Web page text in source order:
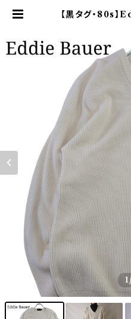
【黒タグ・80s
ンライン
1